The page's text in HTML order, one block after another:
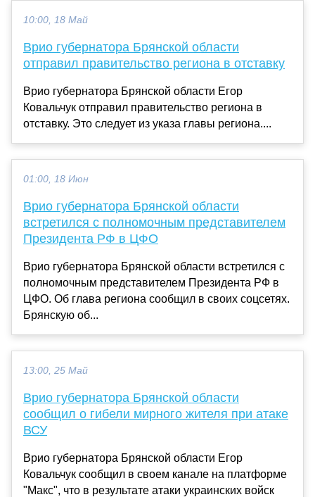
10:00, 18 Май
Врио губернатора Брянской области
отправил правительство региона в отставку
Врио губернатора Брянской области Егор
Ковальчук отправил правительство региона в
отставку. Это следует из указа главы региона....
01:00, 18 Июн
Врио губернатора Брянской области
встретился с полномочным представителем
Президента РФ в ЦФО
Врио губернатора Брянской области встретился с
полномочным представителем Президента РФ в
ЦФО. Об глава региона сообщил в своих соцсетях.
Брянскую об...
13:00, 25 Май
Врио губернатора Брянской области
сообщил о гибели мирного жителя при атаке
ВСУ
Врио губернатора Брянской области Егор
Ковальчук сообщил в своем канале на платформе
"Макс", что в результате атаки украинских войск